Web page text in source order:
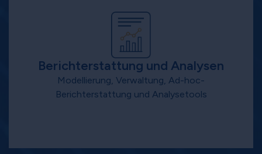
Berichterstattung und Analysen
Modellierung, Verwaltung, Ad-hoc-
Berichterstattung und Analysetools